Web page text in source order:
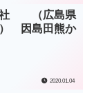
社 （広島県
） 因島田熊か
2020.01.04